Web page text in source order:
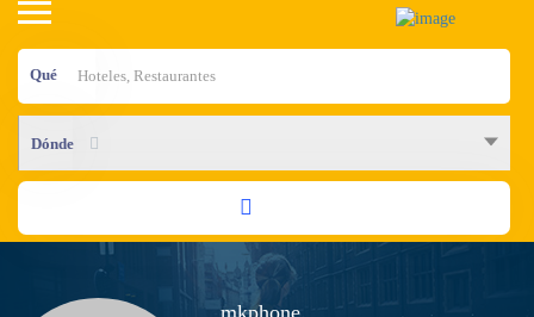
Qué
Dónde
mkphone